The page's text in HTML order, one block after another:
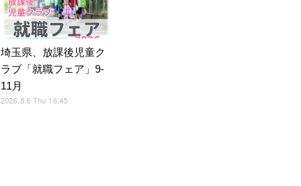
埼玉県、放課後児童ク
ラブ「就職フェア」9-
11月
2026.8.6 Thu 16:45